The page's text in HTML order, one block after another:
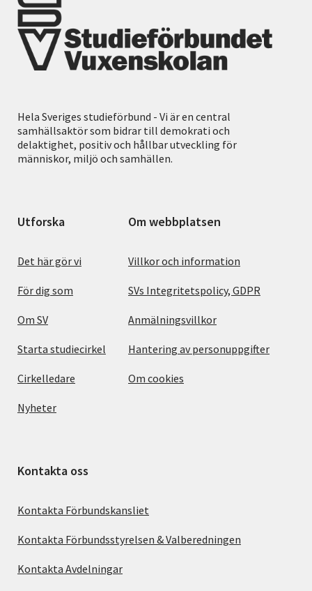
Hela Sveriges studieförbund - Vi är en central
samhällsaktör som bidrar till demokrati och
delaktighet, positiv och hållbar utveckling för
människor, miljö och samhällen.
Utforska
Det här gör vi
För dig som
Om SV
Starta studiecirkel
Cirkelledare
Nyheter
Om webbplatsen
Villkor och information
SVs Integritetspolicy, GDPR
Anmälningsvillkor
Hantering av personuppgifter
Om cookies
Kontakta oss
Kontakta Förbundskansliet
Kontakta Förbundsstyrelsen & Valberedningen
Kontakta Avdelningar